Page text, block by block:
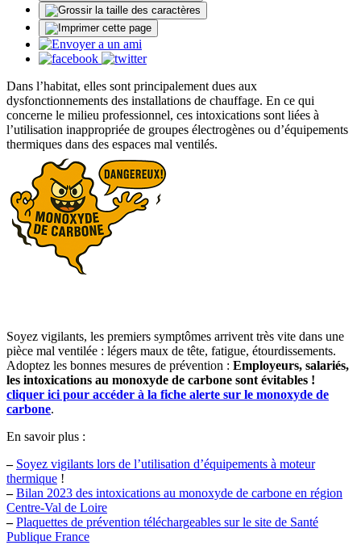
Dans l’habitat, elles sont principalement dues aux
dysfonctionnements des installations de chauffage. En ce qui
concerne le milieu professionnel, ces intoxications sont liées à
l’utilisation inappropriée de groupes électrogènes ou d’équipements
thermiques dans des espaces mal ventilés.
Soyez vigilants, les premiers symptômes arrivent très vite dans une
pièce mal ventilée : légers maux de tête, fatigue, étourdissements.
Adoptez les bonnes mesures de prévention : Employeurs, salariés,
les intoxications au monoxyde de carbone sont évitables !
cliquer ici pour accéder à la fiche alerte sur le monoxyde de
carbone.
En savoir plus :
– Soyez vigilants lors de l’utilisation d’équipements à moteur
thermique !
– Bilan 2023 des intoxications au monoxyde de carbone en région
Centre-Val de Loire
– Plaquettes de prévention téléchargeables sur le site de Santé
Publique France